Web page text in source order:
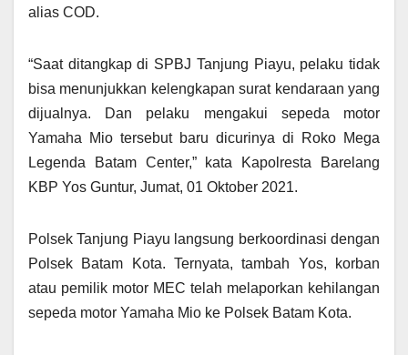
alias COD.
“Saat ditangkap di SPBJ Tanjung Piayu, pelaku tidak
bisa menunjukkan kelengkapan surat kendaraan yang
dijualnya. Dan pelaku mengakui sepeda motor
Yamaha Mio tersebut baru dicurinya di Roko Mega
Legenda Batam Center,” kata Kapolresta Barelang
KBP Yos Guntur, Jumat, 01 Oktober 2021.
Polsek Tanjung Piayu langsung berkoordinasi dengan
Polsek Batam Kota. Ternyata, tambah Yos, korban
atau pemilik motor MEC telah melaporkan kehilangan
sepeda motor Yamaha Mio ke Polsek Batam Kota.